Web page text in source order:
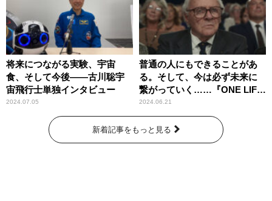
将来につながる実験、宇宙
食、そして今後――古川聡宇
宙飛行士単独インタビュー
2024.07.05
普通の人にもできることがあ
る。そして、今は必ず未来に
繋がっていく……『ONE LIFE
奇跡が繋いだ6000の命』
2024.06.21
新着記事をもっと見る